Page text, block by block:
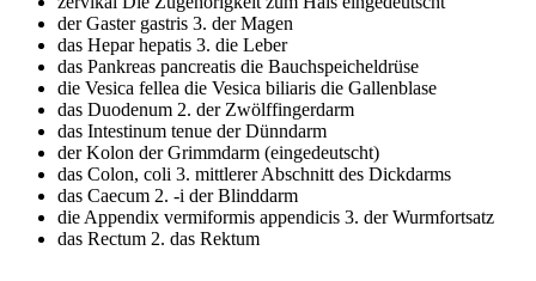
der Gaster gastris 3. der Magen
das Hepar hepatis 3. die Leber
das Pankreas pancreatis die Bauchspeicheldrüse
die Vesica fellea die Vesica biliaris die Gallenblase
das Duodenum 2. der Zwölffingerdarm
das Intestinum tenue der Dünndarm
der Kolon der Grimmdarm (eingedeutscht)
das Colon, coli 3. mittlerer Abschnitt des Dickdarms
das Caecum 2. -i der Blinddarm
die Appendix vermiformis appendicis 3. der Wurmfortsatz
das Rectum 2. das Rektum